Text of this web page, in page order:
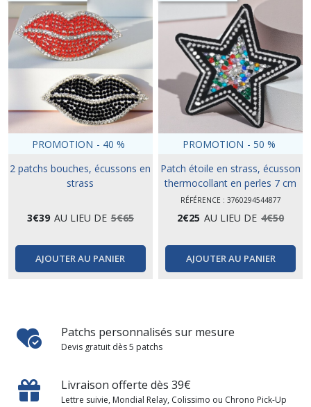
PROMOTION - 40 %
2 patchs bouches, écussons en
strass
3€39 AU LIEU DE 5€65
AJOUTER AU PANIER
PROMOTION - 50 %
Patch étoile en strass, écusson
thermocollant en perles 7 cm
RÉFÉRENCE : 3760294544877
2€25 AU LIEU DE 4€50
AJOUTER AU PANIER
Patchs personnalisés sur mesure
Devis gratuit dès 5 patchs
Livraison offerte dès 39€
Lettre suivie, Mondial Relay, Colissimo ou Chrono Pick-Up